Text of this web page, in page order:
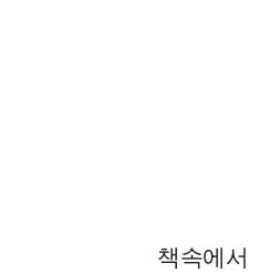
책속에서